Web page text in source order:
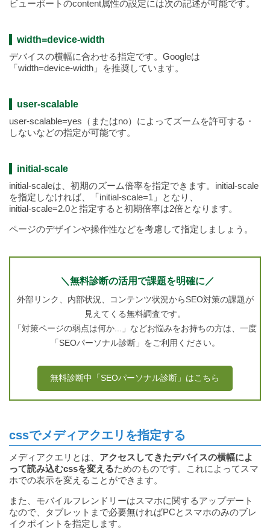
ビューポートのcontent属性の設定には次の記述が可能です。
width=device-width
デバイスの横幅に合わせる指定です。Googleは
「width=device-width」を推奨しています。
user-scalable
user-scalable=yes（またはno）によってズームを許可する・
しないなどの指定が可能です。
initial-scale
initial-scaleは、初期のズーム倍率を指定できます。initial-scale
を指定しなければ、「initial-scale=1」となり、
initial-scale=2.0と指定すると初期倍率は2倍となります。
ページのデザインや操作性などを考慮して指定しましょう。
＼無料診断の活用で課題を明確に／
外部リンク、内部状況、コンテンツ状況からSEO対策の課題が
見えてくる無料調査です。
「対策ページの弱点は何か...」などお悩みをお持ちの方は、一度
「SEOパーソナル診断」をご利用ください。
無料診断中「SEOパーソナル診断」はこちら
cssでメディアクエリを指定する
メディアクエリとは、 アクセスしてきたデバイスの横幅によ
って読み込むcssを変えるためのものです。これによってスマ
ホでの表示を変えることができます。
また、モバイルフレンドリーはスマホに関するアップデート
なので、タブレットまで必要無ければPCとスマホのみのブレ
イクポイントを指定します。